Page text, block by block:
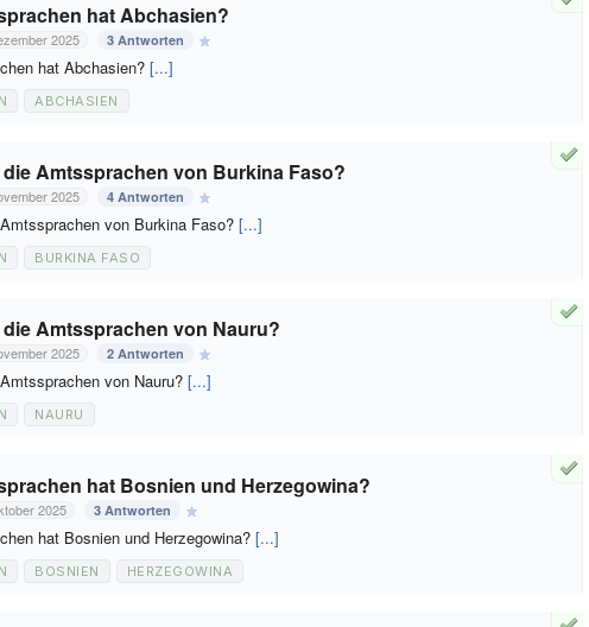
hat Abchasien?
2025 3 Antworten
hat Abchasien? [...]
ABCHASIEN
Amtssprachen von Burkina Faso?
2025 4 Antworten
von Burkina Faso? [...]
BURKINA FASO
Amtssprachen von Nauru?
2025 2 Antworten
von Nauru? [...]
NAURU
hat Bosnien und Herzegowina?
2025 3 Antworten
hat Bosnien und Herzegowina? [...]
BOSNIEN HERZEGOWINA